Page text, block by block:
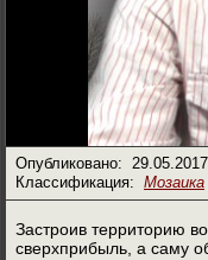
Опубликовано:
Классификация: Мозаика
Застроив территорию
сверхприбыль, а саму